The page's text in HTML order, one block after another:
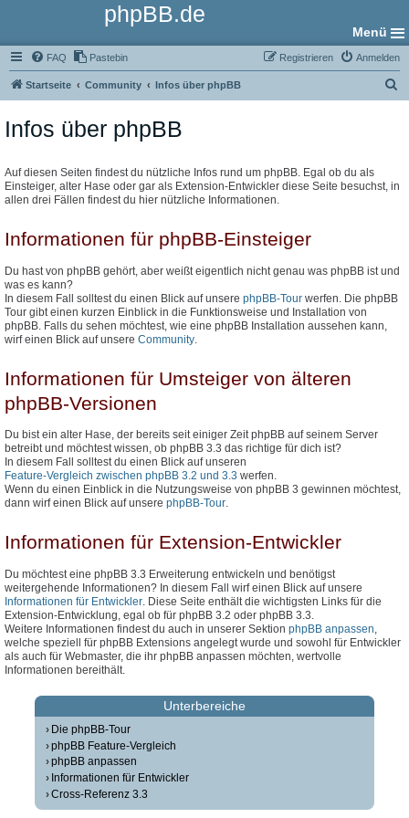
phpBB.de
Menü
FAQ Pastebin Anmelden
Registrieren
Startseite Community Infos über phpBB
Infos über phpBB
Auf diesen Seiten findest du nützliche Infos rund um phpBB. Egal ob du als
Einsteiger, alter Hase oder gar als Extension-Entwickler diese Seite besuchst, in
allen drei Fällen findest du hier nützliche Informationen.
Informationen für phpBB-Einsteiger
Du hast von phpBB gehört, aber weißt eigentlich nicht genau was phpBB ist und
was es kann?
In diesem Fall solltest du einen Blick auf unsere phpBB-Tour werfen. Die phpBB
Tour gibt einen kurzen Einblick in die Funktionsweise und Installation von
phpBB. Falls du sehen möchtest, wie eine phpBB Installation aussehen kann,
wirf einen Blick auf unsere Community
Informationen für Umsteiger von älteren
phpBB-Versionen
Du bist ein alter Hase, der bereits seit einiger Zeit phpBB auf seinem Server
betreibt und möchtest wissen, ob phpBB 3.3 das richtige für dich ist?
In diesem Fall solltest du einen Blick auf unseren
Feature-Vergleich zwischen phpBB 3.2 und 3.3 werfen.
Wenn du einen Einblick in die Nutzungsweise von phpBB 3 gewinnen möchtest,
dann wirf einen Blick auf unsere phpBB-Tour.
Informationen für Extension-Entwickler
Du möchtest eine phpBB 3.3 Erweiterung entwickeln und benötigst
weitergehende Informationen? In diesem Fall wirf einen Blick auf unsere
Informationen für Entwickler . Diese Seite enthält die wichtigsten Links für die
Extension-Entwicklung, egal ob für phpBB 3.2 oder phpBB 3.3.
Weitere Informationen findest du auch in unserer Sektion phpBB anpassen
welche speziell für phpBB Extensions angelegt wurde und sowohl für Entwickler
als auch für Webmaster, die ihr phpBB anpassen möchten, wertvolle
Informationen bereithält.
Unterbereiche
Die phpBB-Tour
phpBB Feature-Vergleich
phpBB anpassen
Informationen für Entwickler
Cross-Referenz 3.3